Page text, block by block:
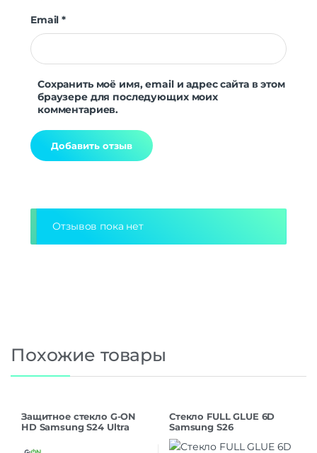
Email*
Сохранить моё имя, email и адрес сайта в этом
браузере для последующих моих
комментариев.
Отзывов пока нет
Похожие товары
Защитное стекло G-ON
HD Samsung S24 Ultra
Стекло FULL GLUE 6D
Samsung S26